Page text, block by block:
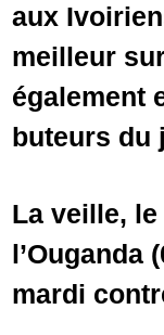
aux
meilleur
également
buteurs du
La veille,
l’Ouganda
mardi